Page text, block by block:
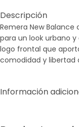
Descripción
Remera New
para un look urbano
logo frontal que
comodidad y libertad
Información